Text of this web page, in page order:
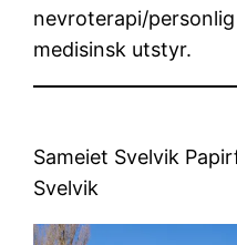
nevroterapi/
medisinsk utstyr.
Sameiet Svelvik
Svelvik